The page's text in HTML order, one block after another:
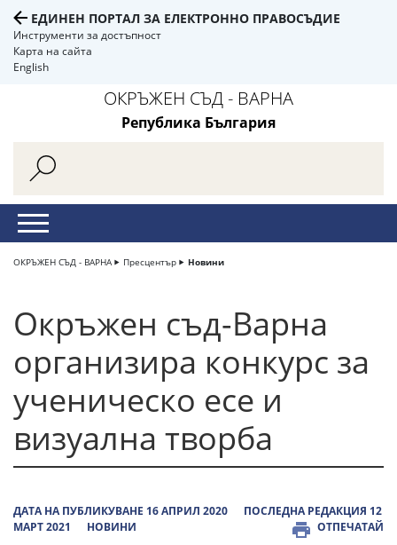
ЕДИНЕН ПОРТАЛ ЗА ЕЛЕКТРОННО ПРАВОСЪДИЕ
Инструменти за достъпност
Карта на сайта
English
ОКРЪЖЕН СЪД - ВАРНА
Република България
ОКРЪЖЕН СЪД - ВАРНА Пресцентър Новини
Окръжен съд-Варна
организира конкурс за
ученическо есе и
визуална творба
ДАТА НА ПУБЛИКУВАНЕ 16 АПРИЛ 2020
ПОСЛЕДНА РЕДАКЦИЯ 12
МАРТ 2021
НОВИНИ ОТПЕЧАТАЙ